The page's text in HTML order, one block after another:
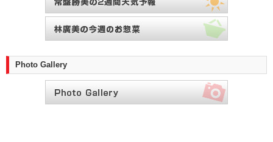
Photo Gallery